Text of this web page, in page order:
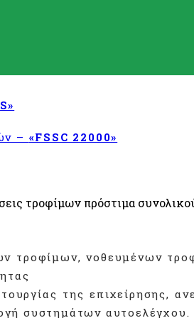
– «FSSC 22000»
τροφίμων πρόστιμα
τροφίμων, νοθευμένων
της επιχείρησης,
συστημάτων αυτοελέγχου.